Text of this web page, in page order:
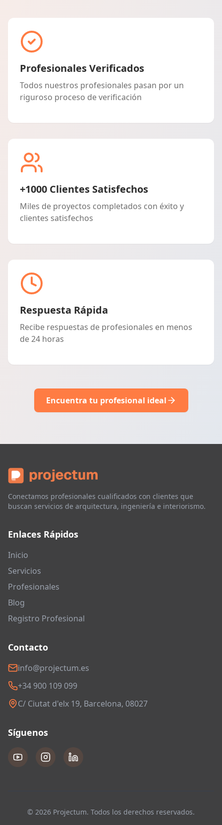
Profesionales Verificados
Todos nuestros profesionales pasan por un
riguroso proceso de verificación
+1000 Clientes Satisfechos
Miles de proyectos completados con éxito y
clientes satisfechos
Respuesta Rápida
Recibe respuestas de profesionales en menos
de 24 horas
Encuentra tu profesional ideal
Conectamos profesionales cualificados con clientes que
buscan servicios de arquitectura, ingeniería e interiorismo.
Enlaces Rápidos
Inicio
Servicios
Profesionales
Blog
Registro Profesional
Contacto
info@projectum.es
+34 900 109 099
C/ Ciutat d'elx 19, Barcelona, 08027
Síguenos
© 2026 Projectum. Todos los derechos reservados.